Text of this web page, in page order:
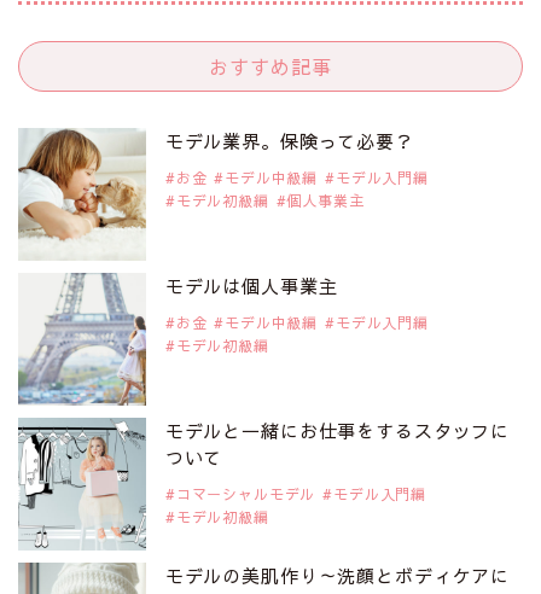
2019年9月29日
是非ご覧ください。
注目のアジア系モデル
2019年9月29日
是非ご覧ください。
アジアの注目モデル Rebecca Tan
2019年9月29日
注目モデルを1名追加いたしました。
是非ご覧ください。
注目モデル イーランさん
2019年9月29日
注目モデルを1名追加いたしました。
是非ご覧ください。
おすすめ記事
モデル業界。保険って必要？
お金 モデル中級編
モデル入門編
モデル初級編
個人事業主
モデルは個人事業主
お金 モデル中級編
モデル入門編
モデル初級編
モデルと一緒にお仕事をするスタッフに
ついて
コマーシャルモデル
モデル入門編
モデル初級編
モデルの美肌作り～洗顔とボディケアに